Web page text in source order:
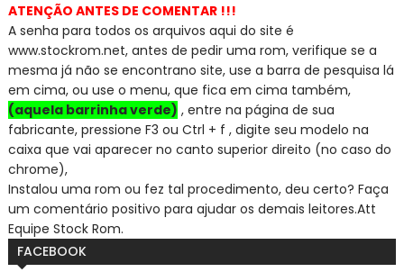
ATENÇÃO ANTES DE COMENTAR !!!
A senha para todos os arquivos aqui do site é
www.stockrom.net, antes de pedir uma rom, verifique se a
mesma já não se encontrano site, use a barra de pesquisa lá
em cima, ou use o menu, que fica em cima também,
(aquela barrinha verde) , entre na página de sua
fabricante, pressione F3 ou Ctrl + f , digite seu modelo na
caixa que vai aparecer no canto superior direito (no caso do
chrome),
Instalou uma rom ou fez tal procedimento, deu certo? Faça
um comentário positivo para ajudar os demais leitores.Att
Equipe Stock Rom.
FACEBOOK